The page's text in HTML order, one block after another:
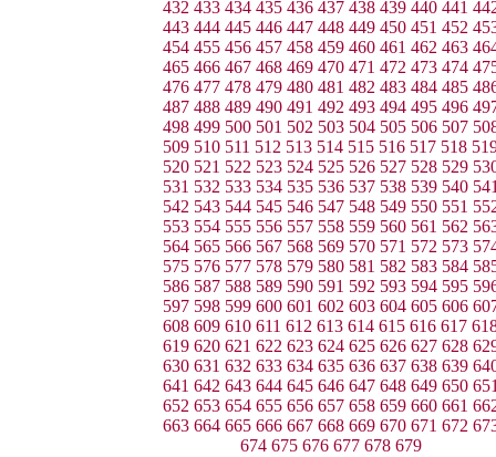
432 433 434 435 436 437 438 439 440 441
443 444 445 446 447 448 449 450 451 452
454 455 456 457 458 459 460 461 462 463
465 466 467 468 469 470 471 472 473 474
476 477 478 479 480 481 482 483 484 485
487 488 489 490 491 492 493 494 495 496
498 499 500 501 502 503 504 505 506 507
509 510 511 512 513 514 515 516 517 518
520 521 522 523 524 525 526 527 528 529
531 532 533 534 535 536 537 538 539 540
542 543 544 545 546 547 548 549 550 551
553 554 555 556 557 558 559 560 561 562
564 565 566 567 568 569 570 571 572 573
575 576 577 578 579 580 581 582 583 584
586 587 588 589 590 591 592 593 594 595
597 598 599 600 601 602 603 604 605 606
608 609 610 611 612 613 614 615 616 617
619 620 621 622 623 624 625 626 627 628
630 631 632 633 634 635 636 637 638 639
641 642 643 644 645 646 647 648 649 650
652 653 654 655 656 657 658 659 660 661
663 664 665 666 667 668 669 670 671 672
674 675 676 677 678 679